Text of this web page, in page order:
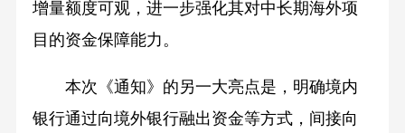
增量额度可观，进一步强化其对中长期海外项
目的资金保障能力。
本次《通知》的另一大亮点是，明确境内
银行通过向境外银行融出资金等方式，间接向